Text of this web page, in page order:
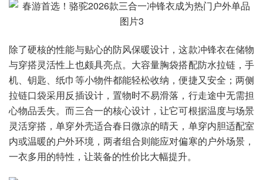
除了硬核的性能与贴心的防风保暖设计，这款冲锋衣在储物
与穿搭灵活性上也颇具亮点。大容量胸袋搭配防水拉链，手
机、钥匙、纸巾等小物件都能轻松收纳，便捷又安全；两侧
拉链口袋采用反插设计，置物时不易滑落，行走途中无需担
心物品丢失。而三合一的核心设计，让它可根据温度与场景
灵活穿搭，单穿外壳适合春日微凉的晴天，单穿内胆适配室
内或温暖的户外环境，两者组合则能应对偏寒的户外场景，
一衣多用的特性，让装备的性价比大幅提升。